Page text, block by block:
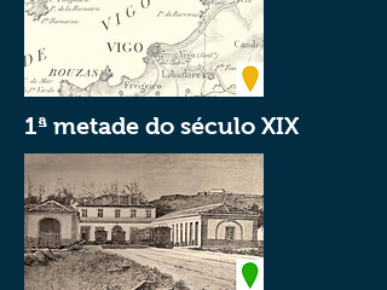
1ª metade do século XIX